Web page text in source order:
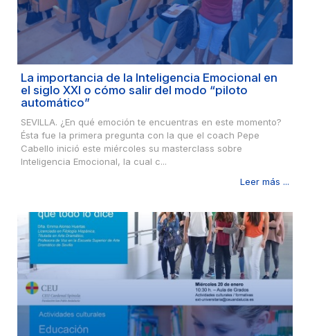
La importancia de la Inteligencia Emocional en
el siglo XXI o cómo salir del modo “piloto
automático”
SEVILLA. ¿En qué emoción te encuentras en este momento?
Ésta fue la primera pregunta con la que el coach Pepe
Cabello inició este miércoles su masterclass sobre
Inteligencia Emocional, la cual c...
Leer más ...